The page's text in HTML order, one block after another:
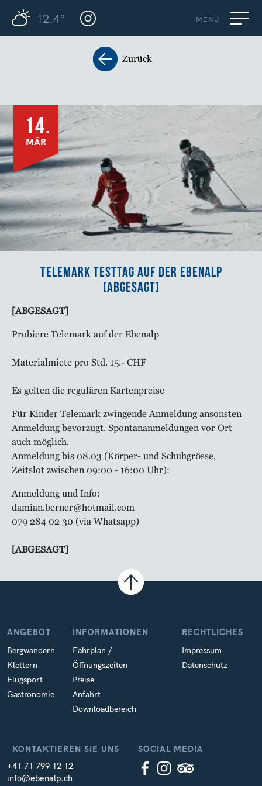
12.4° MENÜ
Zurück
14.
MÄR
Telemark Testtag auf der Ebenalp
[ABGESAGT]
[ABGESAGT]
Probiere Telemark auf der Ebenalp
Materialmiete pro Std. 15.- CHF
Es gelten die regulären Kartenpreise
Für Kinder Telemark zwingende Anmeldung ansonsten
Anmeldung bevorzugt. Spontananmeldungen vor Ort
auch möglich.
Anmeldung bis 08.03 (Körper- und Schuhgrösse,
Zeitslot zwischen 09:00 - 16:00 Uhr):
Anmeldung und Info:
damian.berner@hotmail.com
079 284 02 30 (via Whatsapp)
[ABGESAGT]
KONTAKTIEREN SIE UNS
+41 71 799 12 12
info@ebenalp.ch
ANGEBOT
Bergwandern
Klettern
Flugsport
Gastronomie
INFORMATIONEN
Fahrplan /
Öffnungszeiten
Preise
Anfahrt
Downloadbereich
RECHTLICHES
Impressum
Datenschutz
SOCIAL MEDIA